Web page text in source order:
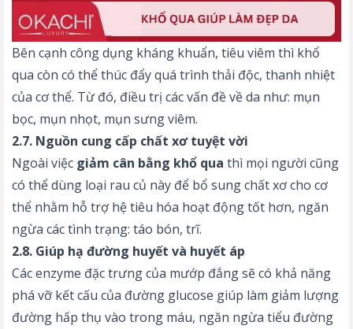
Bên cạnh công dụng kháng khuẩn, tiêu viêm thì khổ
qua còn có thể thúc đẩy quá trình thải độc, thanh nhiệt
của cơ thể. Từ đó, điều trị các vấn đề về da như: mụn
bọc, mụn nhọt, mụn sưng viêm.
2.7. Nguồn cung cấp chất xơ tuyệt vời
Ngoài việc giảm cân bằng khổ qua thì mọi người cũng
có thể dùng loại rau củ này để bổ sung chất xơ cho cơ
thể nhằm hỗ trợ hệ tiêu hóa hoạt động tốt hơn, ngăn
ngừa các tình trạng: táo bón, trĩ.
2.8. Giúp hạ đường huyết và huyết áp
Các enzyme đặc trưng của mướp đắng sẽ có khả năng
phá vỡ kết cấu của đường glucose giúp làm giảm lượng
đường hấp thụ vào trong máu, ngăn ngừa tiểu đường